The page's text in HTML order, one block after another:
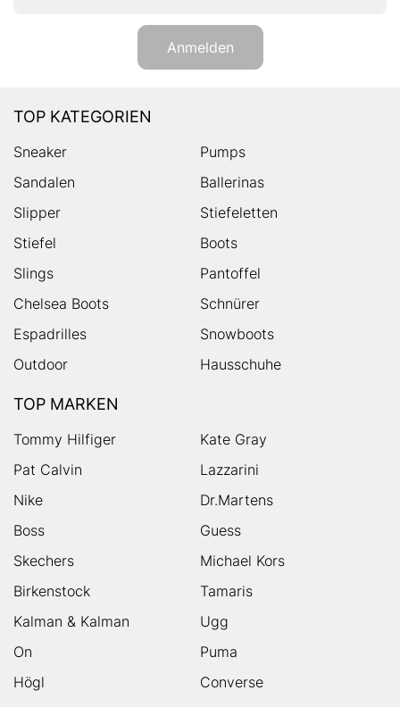
Anmelden
TOP KATEGORIEN
Sneaker
Pumps
Sandalen
Ballerinas
Slipper
Stiefeletten
Stiefel
Boots
Slings
Pantoffel
Chelsea Boots
Schnürer
Espadrilles
Snowboots
Outdoor
Hausschuhe
TOP MARKEN
Tommy Hilfiger
Kate Gray
Pat Calvin
Lazzarini
Nike
Dr.Martens
Boss
Guess
Skechers
Michael Kors
Birkenstock
Tamaris
Kalman & Kalman
Ugg
On
Puma
Högl
Converse